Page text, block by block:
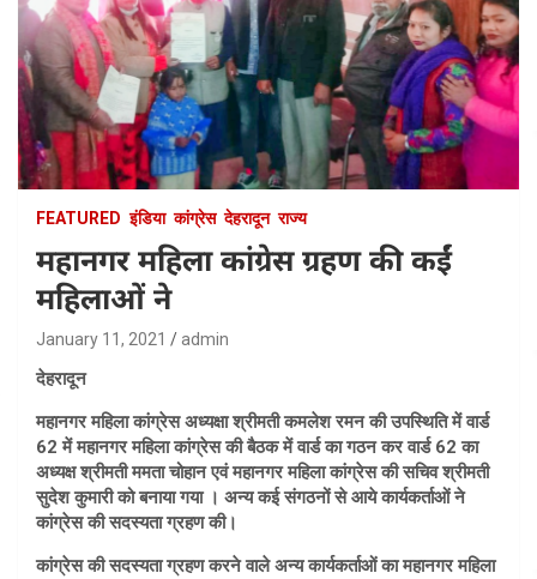
FEATURED इंडिया कांग्रेस देहरादून राज्य
महानगर महिला कांग्रेस ग्रहण की कईं
महिलाओं ने
January 11, 2021 admin
देहरादून
महानगर महिला कांग्रेस अध्यक्षा श्रीमती कमलेश रमन की उपस्थिति में वार्ड
62 में महानगर महिला कांग्रेस की बैठक में वार्ड का गठन कर वार्ड 62 का
अध्यक्ष श्रीमती ममता चोहान एवं महानगर महिला कांग्रेस की सचिव श्रीमती
सुदेश कुमारी को बनाया गया । अन्य कई संगठनों से आये कार्यकर्ताओं ने
कांग्रेस की सदस्यता ग्रहण की।
कांग्रेस की सदस्यता ग्रहण करने वाले अन्य कार्यकर्ताओं का महानगर महिला